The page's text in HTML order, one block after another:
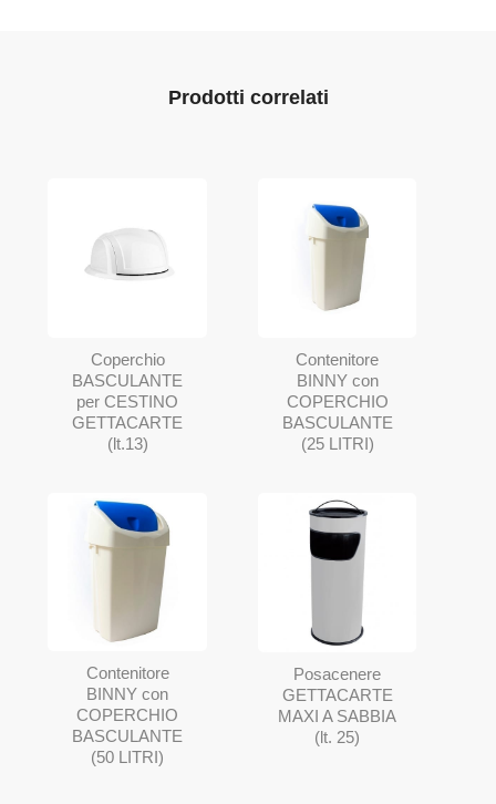
Prodotti correlati
Coperchio
BASCULANTE
per CESTINO
GETTACARTE
(lt.13)
Contenitore
BINNY con
COPERCHIO
BASCULANTE
(25 LITRI)
Contenitore
BINNY con
COPERCHIO
BASCULANTE
(50 LITRI)
Posacenere
GETTACARTE
MAXI A SABBIA
(lt. 25)